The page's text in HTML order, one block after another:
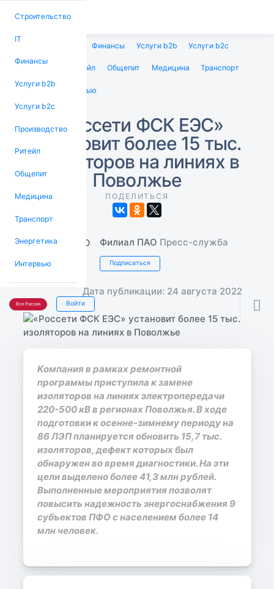
Строительство
IT
Финансы
Услуги b2b
Услуги b2c
Производство
Ритейл
Общепит
Медицина
Транспорт
Энергетика
Интервью
Вся Россия Войти 
Финансы Услуги b2b Услуги b2c
Ритейл Общепит Медицина Транспорт
Энергетика Интервью
«Россети ФСК ЕЭС»
установит более 15 тыс.
изоляторов на линиях в
Поволжье
ПОДЕЛИТЬСЯ
Филиал ПАО Пресс-служба
Подписаться
Дата публикации: 24 августа 2022
Компания в рамках ремонтной
программы приступила к замене
изоляторов на линиях электропередачи
220-500 кВ в регионах Поволжья. В ходе
подготовки к осенне-зимнему периоду на
86 ЛЭП планируется обновить 15,7 тыс.
изоляторов, дефект которых был
обнаружен во время диагностики. На эти
цели выделено более 41,3 млн рублей.
Выполненные мероприятия позволят
повысить надежность энергоснабжения 9
субъектов ПФО с населением более 14
млн человек.